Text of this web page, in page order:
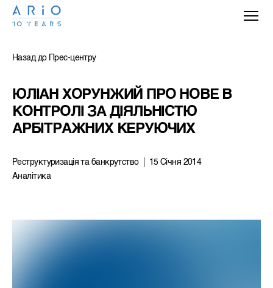
Назад до Прес-центру
ЮЛІАН ХОРУНЖИЙ ПРО НОВЕ В
КОНТРОЛІ ЗА ДІЯЛЬНІСТЮ
АРБІТРАЖНИХ КЕРУЮЧИХ
Аналітика
Реструктуризацiя та банкрутство 15 Січня 2014